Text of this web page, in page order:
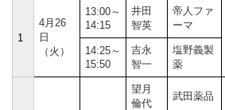
1
4月26
日
（火）
13:00～
14:15
井田
智英
帝人ファ
ーマ
14:25～
15:50
吉永
智一
塩野義製
薬
望月
倫代
武田薬品